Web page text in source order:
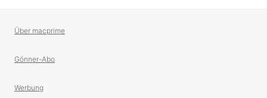
Über macprime
Gönner-Abo
Werbung